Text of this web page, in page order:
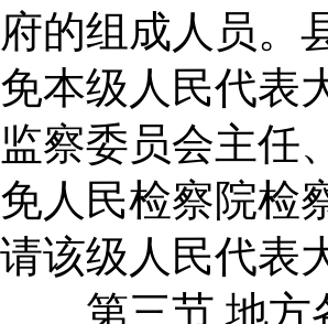
府的组成人员。
免本级人民代表
监察委员会主任
免人民检察院检
请该级人民代表
第三节 地方